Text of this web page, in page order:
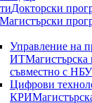
Докторски
Магистърски
Управление на
ИТМагистърска
съвместно с НБУ
Цифрови
КРИ